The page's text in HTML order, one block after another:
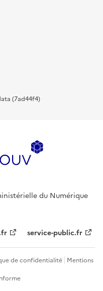
(7ad44f4)
du Numérique
service-public.fr
de confidentialité Mentions